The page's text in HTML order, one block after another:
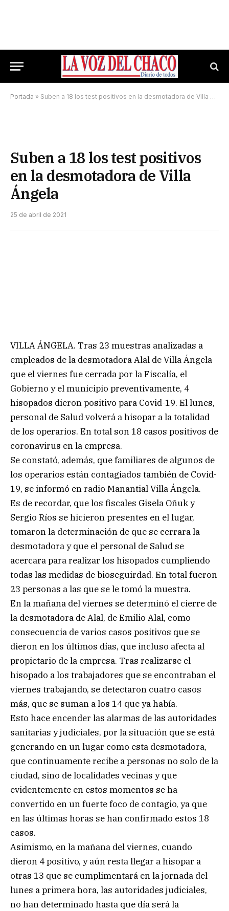
Portada » Suben a 18 los test positivos en la desmotadora de Villa Ángela
Suben a 18 los test positivos
en la desmotadora de Villa
Ángela
25 de abril de 2021
VILLA ÁNGELA. Tras 23 muestras analizadas a
empleados de la desmotadora Alal de Villa Ángela
que el viernes fue cerrada por la Fiscalía, el
Gobierno y el municipio preventivamente, 4
hisopados dieron positivo para Covid-19. El lunes,
personal de Salud volverá a hisopar a la totalidad
de los operarios. En total son 18 casos positivos de
coronavirus en la empresa.
Se constató, además, que familiares de algunos de
los operarios están contagiados también de Covid-
19, se informó en radio Manantial Villa Ángela.
Es de recordar, que los fiscales Gisela Oñuk y
Sergio Ríos se hicieron presentes en el lugar,
tomaron la determinación de que se cerrara la
desmotadora y que el personal de Salud se
acercara para realizar los hisopados cumpliendo
todas las medidas de bioseguirdad. En total fueron
23 personas a las que se le tomó la muestra.
En la mañana del viernes se determinó el cierre de
la desmotadora de Alal, de Emilio Alal, como
consecuencia de varios casos positivos que se
dieron en los últimos días, que incluso afecta al
propietario de la empresa. Tras realizarse el
hisopado a los trabajadores que se encontraban el
viernes trabajando, se detectaron cuatro casos
más, que se suman a los 14 que ya había.
Esto hace encender las alarmas de las autoridades
sanitarias y judiciales, por la situación que se está
generando en un lugar como esta desmotadora,
que continuamente recibe a personas no solo de la
ciudad, sino de localidades vecinas y que
evidentemente en estos momentos se ha
convertido en un fuerte foco de contagio, ya que
en las últimas horas se han confirmado estos 18
casos.
Asimismo, en la mañana del viernes, cuando
dieron 4 positivo, y aún resta llegar a hisopar a
otras 13 que se cumplimentará en la jornada del
lunes a primera hora, las autoridades judiciales,
no han determinado hasta que día será la